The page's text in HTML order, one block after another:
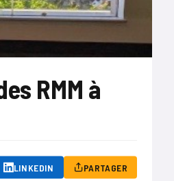
RMM à
LINKEDIN PARTAGER